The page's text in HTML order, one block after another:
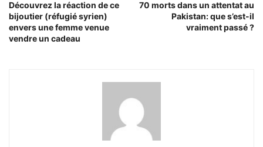
Découvrez la réaction de ce
bijoutier (réfugié syrien)
envers une femme venue
vendre un cadeau
70 morts dans un attentat au
Pakistan: que s’est-il
vraiment passé ?